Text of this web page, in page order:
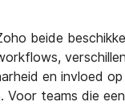
beide
en invloed
teams die